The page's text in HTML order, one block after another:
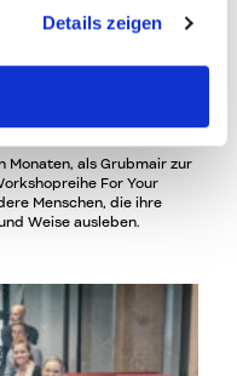
Details zeigen
Monaten, als Grubmair zur
For Your
Menschen, die ihre
Weise ausleben.